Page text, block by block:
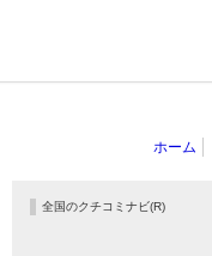
ホーム
全国のクチコミナビ(R)